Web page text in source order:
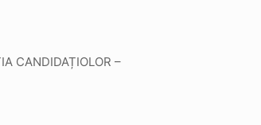
CANDIDAȚIOLOR –